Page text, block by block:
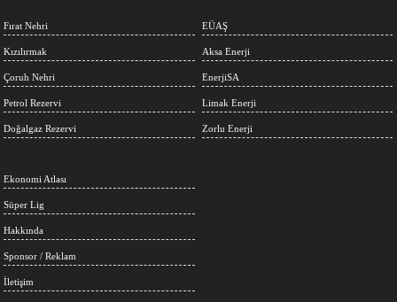
Fırat Nehri
Kızılırmak
Çoruh Nehri
Petrol Rezervi
Doğalgaz Rezervi
EÜAŞ
Aksa Enerji
EnerjiSA
Limak Enerji
Zorlu Enerji
Ekonomi Atlası
Süper Lig
Hakkında
Sponsor / Reklam
İletişim